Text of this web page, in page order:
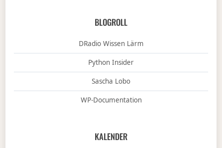
BLOGROLL
DRadio Wissen Lärm
Python Insider
Sascha Lobo
WP-Documentation
KALENDER